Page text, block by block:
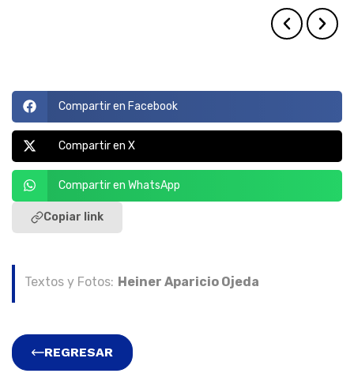
Compartir en Facebook
Compartir en X
Compartir en WhatsApp
Copiar link
Textos y Fotos: Heiner Aparicio Ojeda
REGRESAR